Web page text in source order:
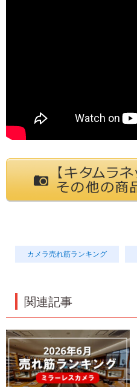
カメラ売れ筋ランキング
関連記事